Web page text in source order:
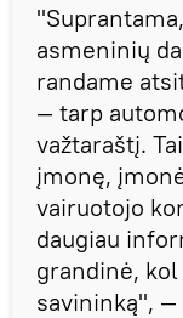
asmeninių
randame
— tarp
važtaraštį.
įmonę,
vairuotojo
daugiau
grandinė,
savininką", —